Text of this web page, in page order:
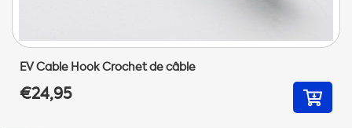
EV Cable Hook Crochet de câble
€24,95